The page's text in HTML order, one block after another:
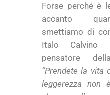
Forse perché è
accanto
smettiamo di
Italo Calvino
pensatore
“Prendete la vita
leggerezza non